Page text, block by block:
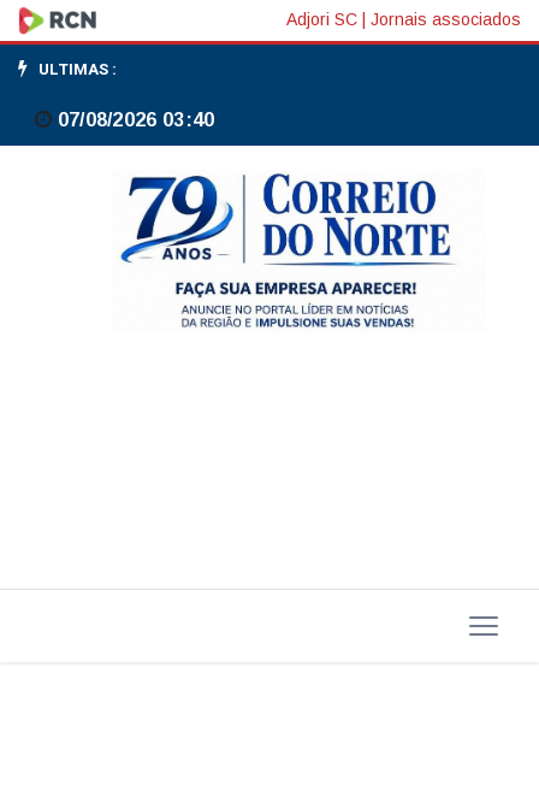
STF
pauta
julgamento
Ferrogrão
20
Adjori SC Jornais associados
ULTIMAS :
07/08/2026 03:40